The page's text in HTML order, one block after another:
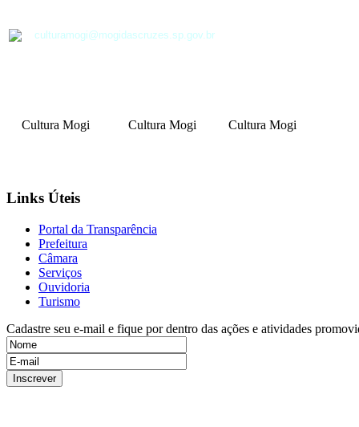
culturamogi@mogidascruzes.sp.gov.br
Cultura Mogi Cultura Mogi Cultura Mogi
Links Úteis
Portal da Transparência
Prefeitura
Câmara
Serviços
Ouvidoria
Turismo
Cadastre seu e-mail e fique por dentro das ações e atividades